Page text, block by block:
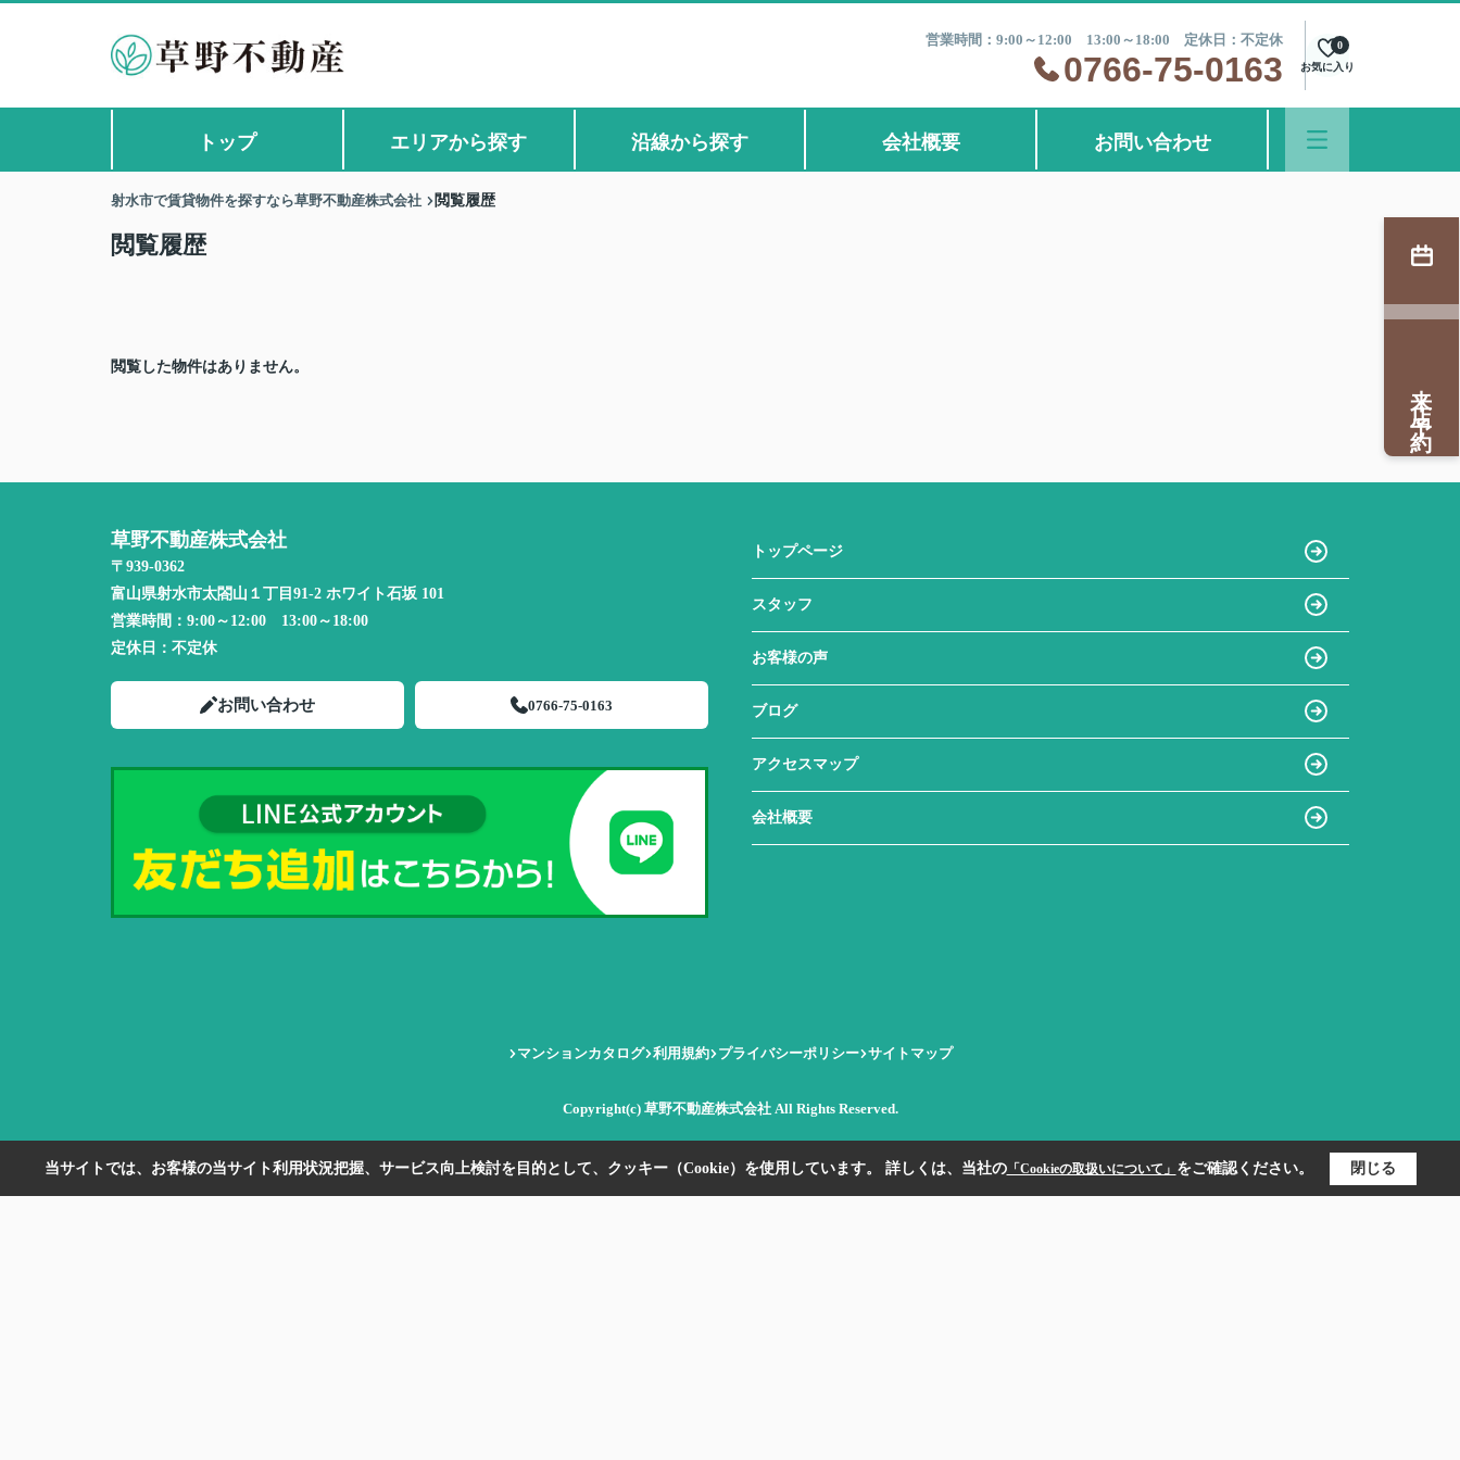
営業時間：9:00～12:00 13:00～18:00 定休日：不定休
0766-75-0163 お気に入り
0
トップ エリアから探す 沿線から探す 会社概要 お問い合わせ
射水市で賃貸物件を探すなら草野不動産株式会社 閲覧履歴
閲覧履歴
閲覧した物件はありません。
来店予約
草野不動産株式会社
〒939-0362
富山県射水市太閤山１丁目91-2 ホワイト石坂 101
営業時間： 9:00～12:00 13:00～18:00
定休日： 不定休
お問い合わせ 0766-75-0163
トップページ
スタッフ
お客様の声
ブログ
アクセスマップ
会社概要
マンションカタログ 利用規約 プライバシーポリシー サイトマップ
Copyright(c) 草野不動産株式会社 All Rights Reserved.
当サイトでは、お客様の当サイト利用状況把握、サービス向上検討を目的として、クッキー（Cookie）を使用しています。 詳しくは、当社の「Cookieの取扱いについて」 をご確認ください。 閉じる